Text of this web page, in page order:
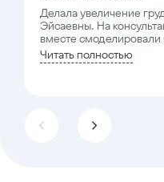
Делала увеличение
Эйсаевны. На
вместе
Читать полностью